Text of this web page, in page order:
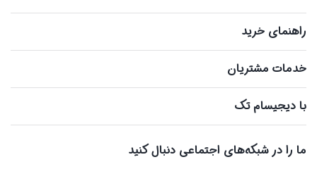
راهنمای خرید
خدمات مشتریان
با دیجیسام تک
ما را در شبکه‌های اجتماعی دنبال کنید